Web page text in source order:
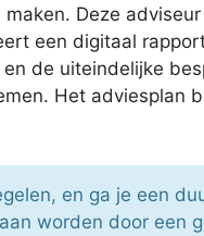
Deze
een digitaal
de uiteindelijke
Het adviesplan
en ga je een
worden door een